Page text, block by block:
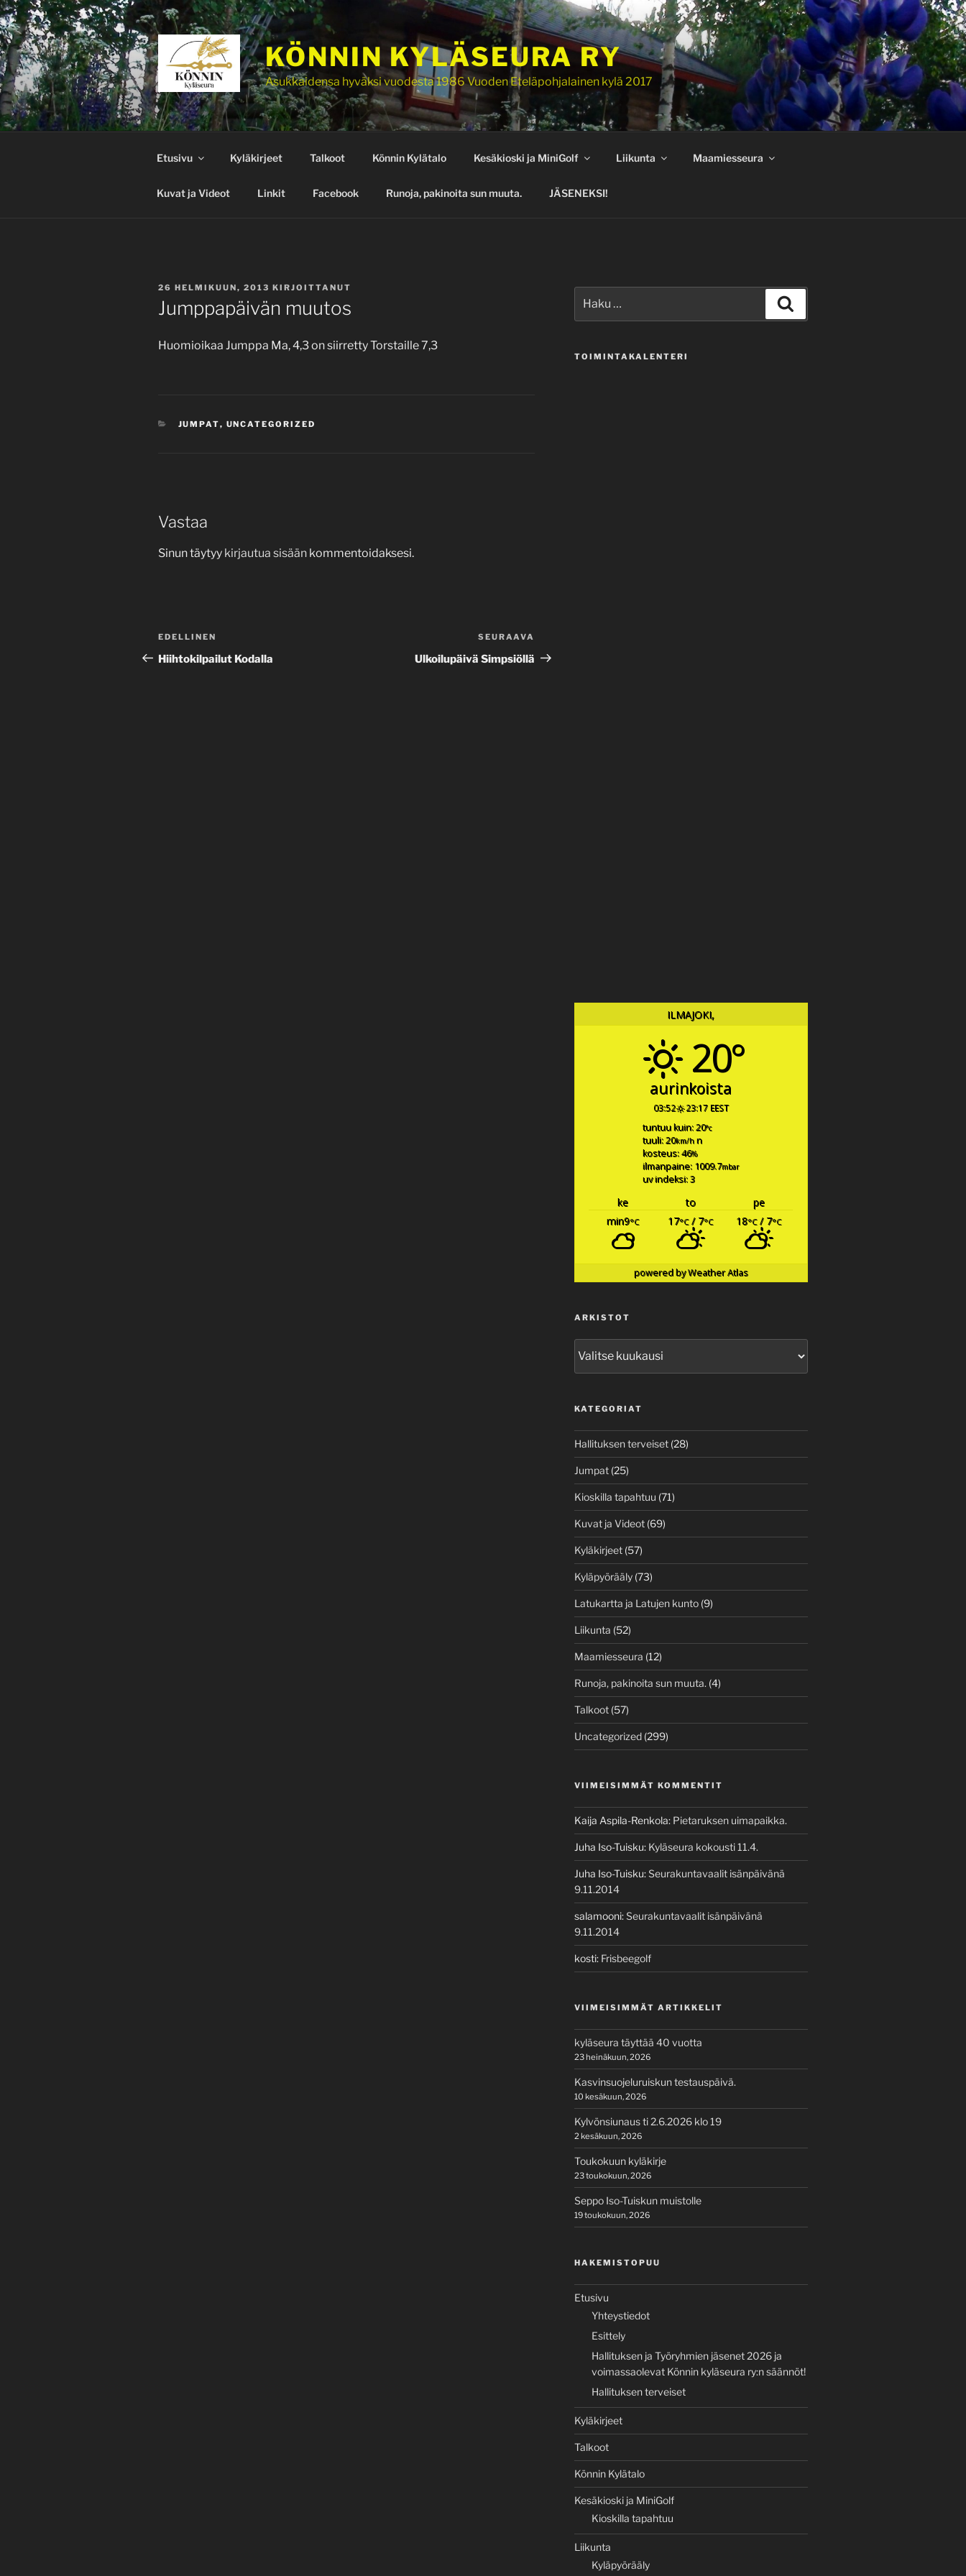
Siirry
sisältöön
KÖNNIN KYLÄSEURA RY
Asukkaidensa hyväksi vuodesta 1986 Vuoden Eteläpohjalainen kylä 2017
Etusivu Kyläkirjeet Talkoot Könnin Kylätalo Kesäkioski ja MiniGolf Liikunta Maamiesseura
Kuvat ja Videot Linkit Facebook Runoja, pakinoita sun muuta. JÄSENEKSI!
JULKAISTU
26 HELMIKUUN, 2013 KIRJOITTANUT
Jumppapäivän muutos
Huomioikaa Jumppa Ma, 4,3 on siirretty Torstaille 7,3
KATEGORIAT
JUMPAT, UNCATEGORIZED
Vastaa
Sinun täytyy kirjautua sisään kommentoidaksesi.
Artikkelien
selaus
Edellinen
artikkeli
EDELLINEN
Hiihtokilpailut Kodalla
artikkeli
SEURAAVA
Ulkoilupäivä Simpsiöllä
TOIMINTAKALENTERI
ILMAJOKI,
20°
aurinkoista
03:52 23:17 EEST
tuntuu kuin: 20°c
tuuli: 20km/h n
kosteus: 46%
ilmanpaine: 1009.7mbar
uv indeksi: 3
ke to
pe
min9°C 17°C/ 7°C 18°C/ 7°C
powered byWeather Atlas
ARKISTOT
KATEGORIAT
Hallituksen terveiset(28)
Jumpat(25)
Kioskilla tapahtuu (71)
Kuvat ja Videot(69)
Kyläkirjeet(57)
Kyläpyörääly(73)
Latukartta ja Latujen kunto(9)
Liikunta (52)
Maamiesseura (12)
Runoja, pakinoita sun muuta. (4)
Talkoot(57)
Uncategorized(299)
VIIMEISIMMÄT KOMMENTIT
Kaija Aspila-Renkola: Pietaruksen uimapaikka.
Juha Iso-Tuisku: Kyläseura kokousti 11.4.
Juha Iso-Tuisku:Seurakuntavaalit isänpäivänä
9.11.2014
salamooni:Seurakuntavaalit isänpäivänä
9.11.2014
kosti: Frisbeegolf
VIIMEISIMMÄT ARTIKKELIT
kyläseura täyttää 40 vuotta
23 heinäkuun, 2026
Kasvinsuojeluruiskun testauspäivä.
10 kesäkuun, 2026
Kylvönsiunaus ti 2.6.2026 klo 19
2 kesäkuun, 2026
Toukokuun kyläkirje
23 toukokuun, 2026
Seppo Iso-Tuiskun muistolle
19 toukokuun, 2026
HAKEMISTOPUU
Etusivu
Yhteystiedot
Esittely
Hallituksen ja Työryhmien jäsenet 2026 ja
voimassaolevat Könnin kyläseura ry:n säännöt!
Hallituksen terveiset
Kyläkirjeet
Talkoot
Könnin Kylätalo
Kesäkioski ja MiniGolf
Kioskilla tapahtuu
Liikunta
Kyläpyörääly